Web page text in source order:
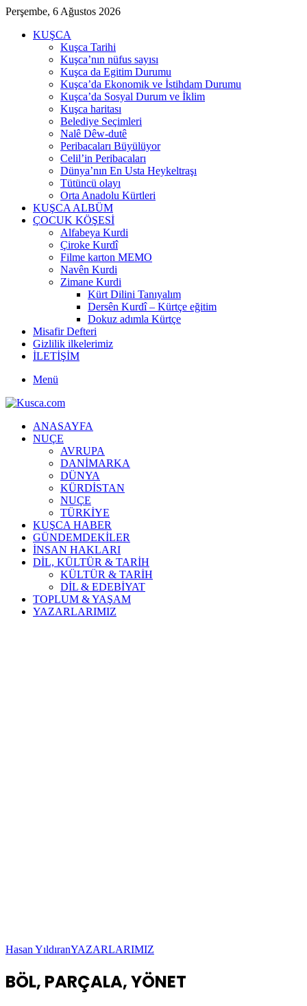
Perşembe, 6 Ağustos 2026
KUŞCA
Kuşca Tarihi
Kuşca’nın nüfus sayısı
Kuşca da Egitim Durumu
Kuşca’da Ekonomik ve İstihdam Durumu
Kuşca’da Sosyal Durum ve İklim
Kuşca haritası
Belediye Seçimleri
Nalê Dêw-dutê
Peribacaları Büyülüyor
Celil’in Peribacaları
Dünya’nın En Usta Heykeltraşı
Tütüncü olayı
Orta Anadolu Kürtleri
KUŞCA ALBÜM
ÇOCUK KÖŞESİ
Alfabeya Kurdi
Çiroke Kurdî
Filme karton MEMO
Navên Kurdi
Zimane Kurdi
Kürt Dilini Tanıyalım
Dersên Kurdî – Kürtçe eğitim
Dokuz adımla Kürtçe
Misafir Defteri
Gizlilik ilkelerimiz
İLETİŞİM
Menü
ANASAYFA
NUÇE
AVRUPA
DANİMARKA
DÜNYA
KÜRDİSTAN
NUÇE
TÜRKİYE
KUŞCA HABER
GÜNDEMDEKİLER
İNSAN HAKLARI
DİL, KÜLTÜR & TARİH
KÜLTÜR & TARİH
DİL & EDEBİYAT
TOPLUM & YAŞAM
YAZARLARIMIZ
Hasan YıldıranYAZARLARIMIZ
BÖL, PARÇALA, YÖNET